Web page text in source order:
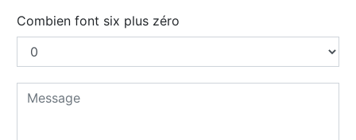
Combien font six plus zéro